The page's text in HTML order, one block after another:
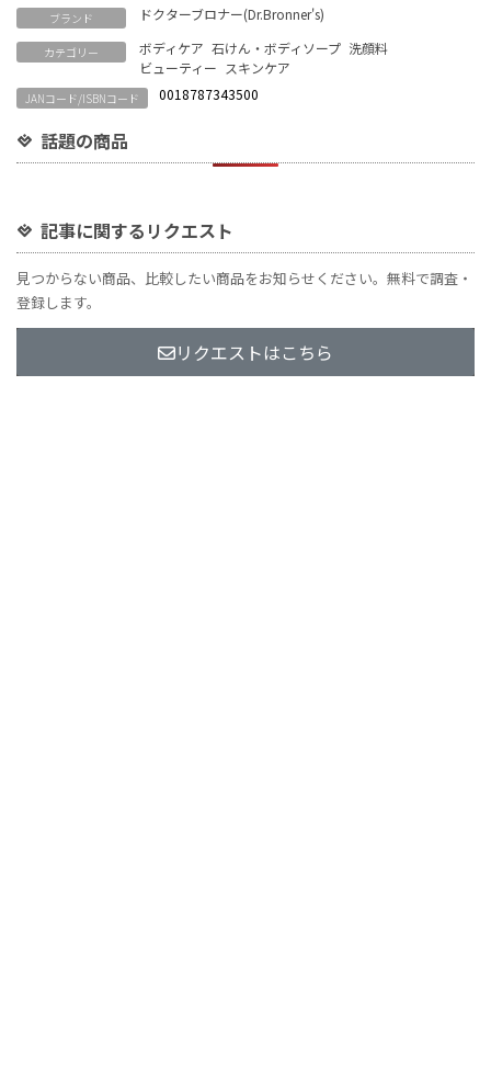
ブランド ドクターブロナー(Dr.Bronner's)
カテゴリー ボディケア 石けん・ボディソープ 洗顔料
ビューティー スキンケア
JANコード/ISBNコード 0018787343500
話題の商品
記事に関するリクエスト
見つからない商品、比較したい商品をお知らせください。無料で調査・
登録します。
リクエストはこちら